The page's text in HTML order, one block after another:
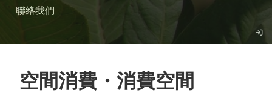
聯絡我們
空間消費・消費空間